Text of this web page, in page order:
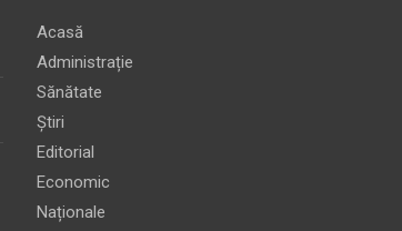
Acasă
Administrație
Sănătate
Știri
Editorial
Economic
Naționale